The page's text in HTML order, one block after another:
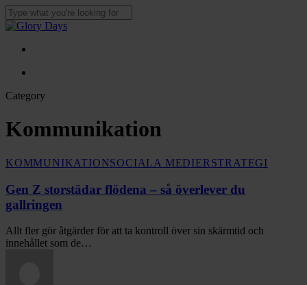
Skip
to
content
Close
Menu
Category
Kommunikation
Gen
storstädar
flödena
–
överlever
du
KOMMUNIKATIONSOCIALA MEDIER STRATEGI
Gen Z storstädar flödena – så överlever du
gallringen
Allt fler gör åtgärder för att ta kontroll över sin skärmtid och
innehållet som de…